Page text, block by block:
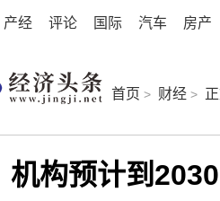
产经 评论 国际 汽车 房产
首页 > 财经 >
机构预计到